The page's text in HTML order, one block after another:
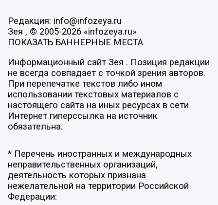
Редакция: info@infozeya.ru
Зея , © 2005-2026 «infozeya.ru»
ПОКАЗАТЬ БАННЕРНЫЕ МЕСТА
Информационный сайт Зея . Позиция редакции
не всегда совпадает с точкой зрения авторов.
При перепечатке текстов либо ином
использовании текстовых материалов с
настоящего сайта на иных ресурсах в сети
Интернет гиперссылка на источник
обязательна.
* Перечень иностранных и международных
неправительственных организаций,
деятельность которых признана
нежелательной на территории Российской
Федерации: